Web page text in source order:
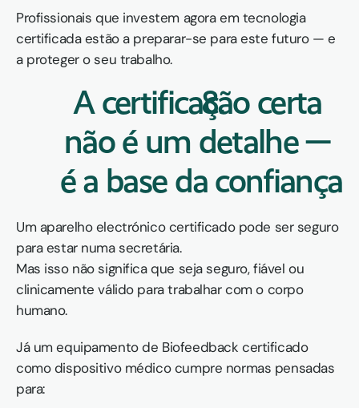
Profissionais que investem agora em tecnologia
certificada estão a preparar-se para este futuro — e
a proteger o seu trabalho.
A certificação certa
não é um detalhe —
é a base da confiança
Um aparelho electrónico certificado pode ser seguro
para estar numa secretária.
Mas isso não significa que seja seguro, fiável ou
clinicamente válido para trabalhar com o corpo
humano.
Já um equipamento de Biofeedback certificado
como dispositivo médico cumpre normas pensadas
para: